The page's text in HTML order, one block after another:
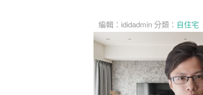
編輯： ididadmin 分類： 自住宅